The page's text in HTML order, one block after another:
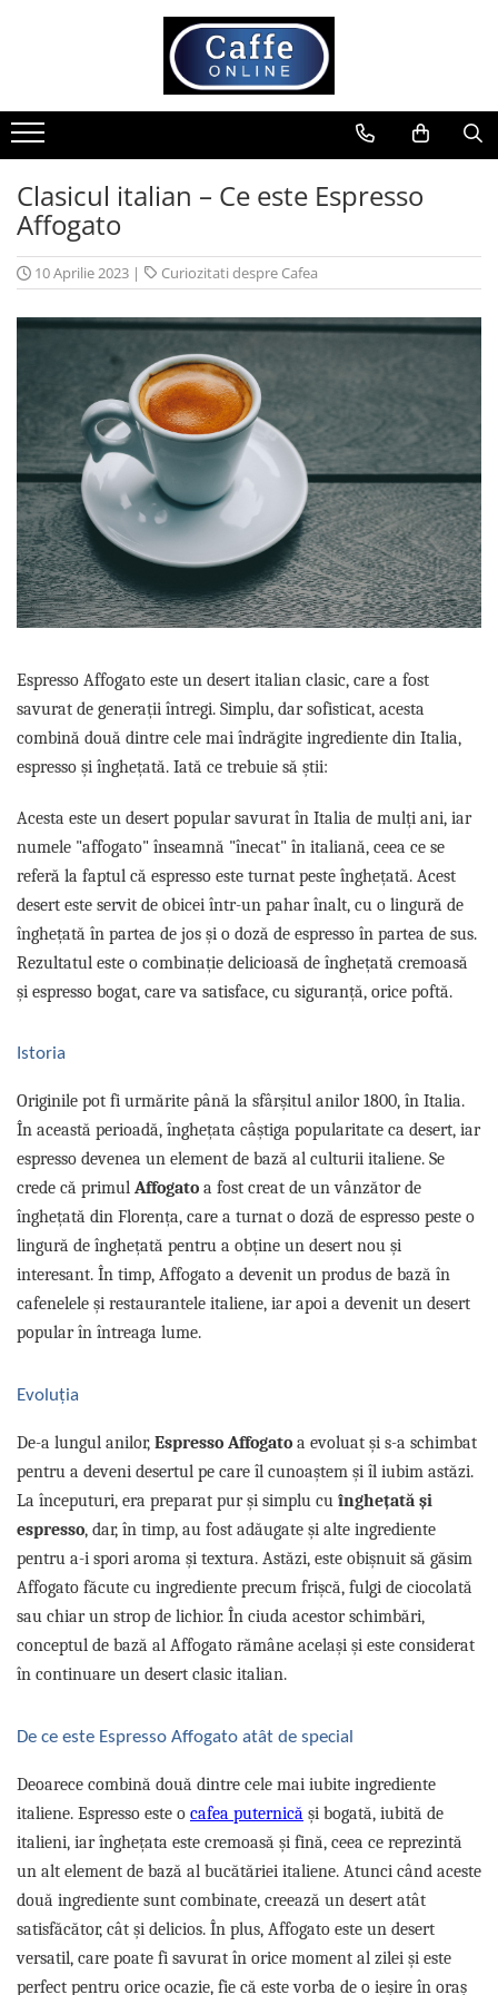
Cafea
Cafea Boabe
Capsule Cafea
Cafea Macinata
Cafea Instant
Ceai
Espressoare
Aparate capsule
Aparate clasice
Accesorii
Rasnite
Complementare
Capace
Cesti si farfurii
Diverse
Pahare de cafea
Palete cafea
Consumabile
Cappucino instant
Ciocolata calda
Lapte instant
Pliculete Zahar si Miere
Siropuri
Topping
Aparate SH
Stabilizatoare tensiune
Accesorii si intretinere
Curatare
Filtre
Portafiltre
Site
Tamper
Altele
Clasicul italian – Ce este Espresso
Affogato
10 Aprilie 2023 | Curiozitati despre Cafea
Espresso Affogato este un desert italian clasic, care a fost
savurat de generații întregi. Simplu, dar sofisticat, acesta
combină două dintre cele mai îndrăgite ingrediente din Italia,
espresso și înghețată. Iată ce trebuie să știi:
Acesta este un desert popular savurat în Italia de mulți ani, iar
numele "affogato" înseamnă "înecat" în italiană, ceea ce se
referă la faptul că espresso este turnat peste înghețată. Acest
desert este servit de obicei într-un pahar înalt, cu o lingură de
înghețată în partea de jos și o doză de espresso în partea de sus.
Rezultatul este o combinație delicioasă de înghețată cremoasă
și espresso bogat, care va satisface, cu siguranță, orice poftă.
Istoria
Originile pot fi urmărite până la sfârșitul anilor 1800, în Italia.
În această perioadă, înghețata câștiga popularitate ca desert, iar
espresso devenea un element de bază al culturii italiene. Se
crede că primul Affogato a fost creat de un vânzător de
înghețată din Florența, care a turnat o doză de espresso peste o
lingură de înghețată pentru a obține un desert nou și
interesant. În timp, Affogato a devenit un produs de bază în
cafenelele și restaurantele italiene, iar apoi a devenit un desert
popular în întreaga lume.
Evoluția
De-a lungul anilor, Espresso Affogato a evoluat și s-a schimbat
pentru a deveni desertul pe care îl cunoaștem și îl iubim astăzi.
La începuturi, era preparat pur și simplu cu înghețată și
espresso, dar, în timp, au fost adăugate și alte ingrediente
pentru a-i spori aroma și textura. Astăzi, este obișnuit să găsim
Affogato făcute cu ingrediente precum frișcă, fulgi de ciocolată
sau chiar un strop de lichior. În ciuda acestor schimbări,
conceptul de bază al Affogato rămâne același și este considerat
în continuare un desert clasic italian.
De ce este Espresso Affogato atât de special
Deoarece combină două dintre cele mai iubite ingrediente
italiene. Espresso este o cafea puternică și bogată, iubită de
italieni, iar înghețata este cremoasă și fină, ceea ce reprezintă
un alt element de bază al bucătăriei italiene. Atunci când aceste
două ingrediente sunt combinate, creează un desert atât
satisfăcător, cât și delicios. În plus, Affogato este un desert
versatil, care poate fi savurat în orice moment al zilei și este
perfect pentru orice ocazie, fie că este vorba de o ieșire în oraș